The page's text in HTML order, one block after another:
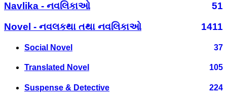
Navlika - નવલિકાઓ
51
Novel - નવલકથા તથા નવલિકાઓ
1411
Social Novel 37
Translated Novel 105
Suspense & Detective 224